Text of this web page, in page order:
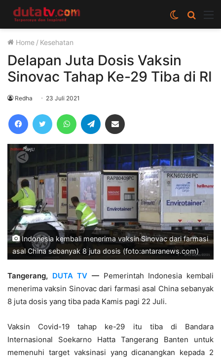
Cari
berita
Switch
skin
Home / Kesehatan
Delapan Juta Dosis Vaksin
Sinovac Tahap Ke-29 Tiba di RI
Redha 23 Juli 2021
FacebookTwitter WhatsAppTelegram
Indonesia kembali menerima vaksin Sinovac dari farmasi
asal China sebanyak 8 juta dosis (foto:antaranews.com)
Tangerang, DUTA TV — Pemerintah Indonesia kembali
menerima vaksin Sinovac dari farmasi asal China sebanyak
8 juta dosis yang tiba pada Kamis pagi 22 Juli.
Vaksin Covid-19 tahap ke-29 itu tiba di Bandara
Internasional Soekarno Hatta Tangerang Banten untuk
memenuhi target vaksinasi yang dicanangkan kepada 2